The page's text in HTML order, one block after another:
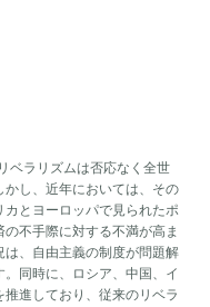
ベラリズムは否応なく全世
し、近年においては、その
とヨーロッパで見られたポ
不手際に対する不満が高ま
は、自由主義の制度が問題解
同時に、ロシア、中国、イ
進しており、従来のリベラ